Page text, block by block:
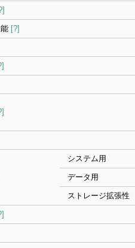
[?]
システム用
データ用
ストレージ拡張性